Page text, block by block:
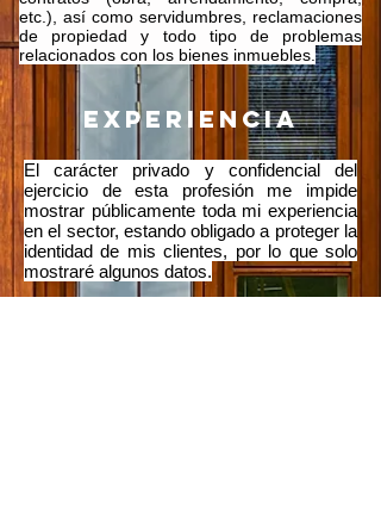
etc.), así como servidumbres, reclamaciones
de propiedad y todo tipo de problemas
relacionados con los bienes inmuebles.
experiencia
El carácter privado y confidencial del
ejercicio de esta profesión me impide
mostrar públicamente toda mi experiencia
en el sector, estando obligado a proteger la
identidad de mis clientes, por lo que solo
mostraré algunos datos.